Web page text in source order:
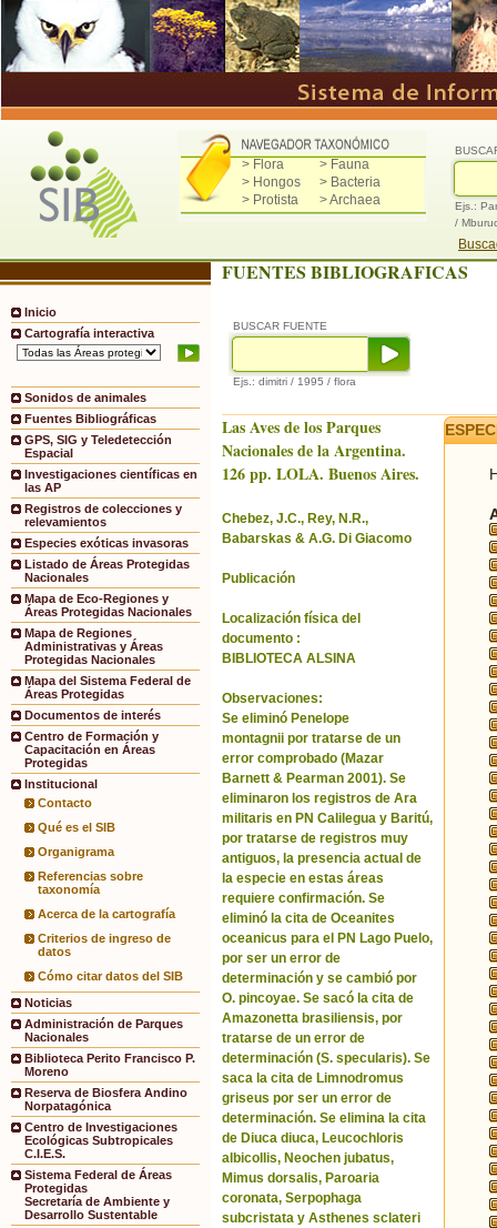
> Flora
> Fauna
> Hongos
> Bacteria
> Protista
> Archaea
Ejs.:
/
Inicio
Cartografía interactiva
Sonidos de animales
Fuentes Bibliográficas
GPS, SIG y Teledetección
Espacial
Investigaciones científicas en
las AP
Registros de colecciones y
relevamientos
Especies exóticas invasoras
Listado de Áreas Protegidas
Nacionales
Mapa de Eco-Regiones y
Áreas Protegidas Nacionales
Mapa de Regiones
Administrativas y Áreas
Protegidas Nacionales
Mapa del Sistema Federal de
Áreas Protegidas
Documentos de interés
Centro de Formación y
Capacitación en Áreas
Protegidas
Institucional
Contacto
Qué es el SIB
Organigrama
Referencias sobre
taxonomía
Acerca de la cartografía
Criterios de ingreso de
datos
Cómo citar datos del SIB
Noticias
Administración de Parques
Nacionales
Biblioteca Perito Francisco P.
Moreno
Reserva de Biosfera Andino
Norpatagónica
Centro de Investigaciones
Ecológicas Subtropicales
C.I.E.S.
Sistema Federal de Áreas
Protegidas
Secretaría de Ambiente y
Desarrollo Sustentable
FUENTES BIBLIOGRAFICAS
BUSCAR FUENTE
Ejs.: dimitri / 1995 / flora
Las Aves de los Parques
Nacionales de la Argentina.
126 pp. LOLA. Buenos Aires.
Chebez, J.C., Rey, N.R.,
Babarskas & A.G. Di Giacomo
Publicación
Localización física del
documento :
BIBLIOTECA ALSINA
Observaciones:
Se eliminó Penelope
montagnii por tratarse de un
error comprobado (Mazar
Barnett & Pearman 2001). Se
eliminaron los registros de Ara
militaris en PN Calilegua y Baritú,
por tratarse de registros muy
antiguos, la presencia actual de
la especie en estas áreas
requiere confirmación. Se
eliminó la cita de Oceanites
oceanicus para el PN Lago Puelo,
por ser un error de
determinación y se cambió por
O. pincoyae. Se sacó la cita de
Amazonetta brasiliensis, por
tratarse de un error de
determinación (S. specularis). Se
saca la cita de Limnodromus
griseus por ser un error de
determinación. Se elimina la cita
de Diuca diuca, Leucochloris
albicollis, Neochen jubatus,
Mimus dorsalis, Paroaria
coronata, Serpophaga
subcristata y Asthenes sclateri